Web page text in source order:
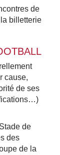
de
billetterie
cause,
de ses
de
des
de la